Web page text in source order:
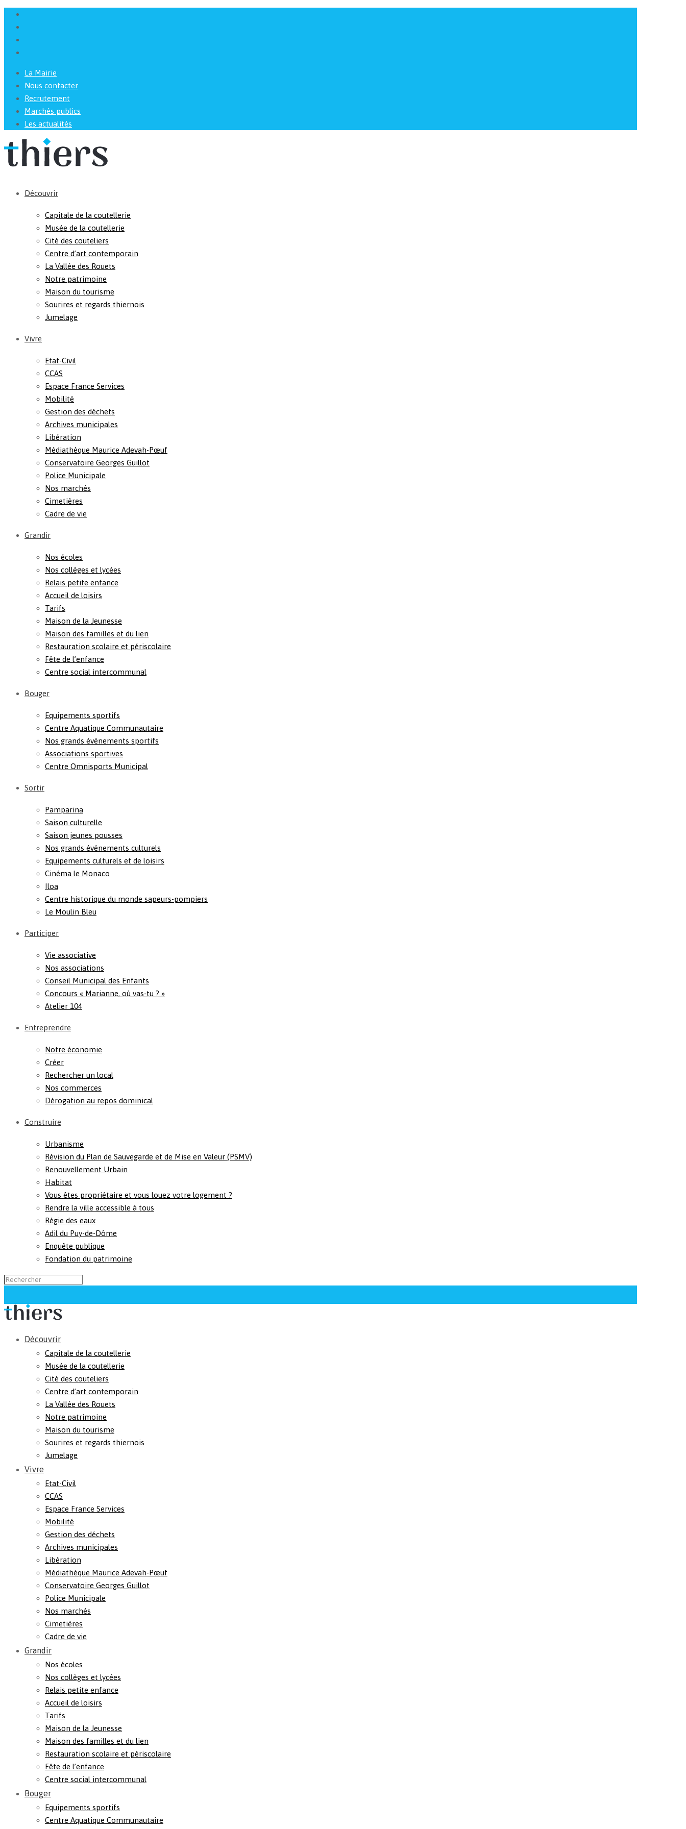
La Mairie
Nous contacter
Recrutement
Marchés publics
Les actualités
Découvrir
Capitale de la coutellerie
Musée de la coutellerie
Cité des couteliers
Centre d’art contemporain
La Vallée des Rouets
Notre patrimoine
Maison du tourisme
Sourires et regards thiernois
Jumelage
Vivre
Etat-Civil
CCAS
Espace France Services
Mobilité
Gestion des déchets
Archives municipales
Libération
Médiathèque Maurice Adevah-Pœuf
Conservatoire Georges Guillot
Police Municipale
Nos marchés
Cimetières
Cadre de vie
Grandir
Nos écoles
Nos collèges et lycées
Relais petite enfance
Accueil de loisirs
Tarifs
Maison de la Jeunesse
Maison des familles et du lien
Restauration scolaire et périscolaire
Fête de l’enfance
Centre social intercommunal
Bouger
Equipements sportifs
Centre Aquatique Communautaire
Nos grands évènements sportifs
Associations sportives
Centre Omnisports Municipal
Sortir
Pamparina
Saison culturelle
Saison jeunes pousses
Nos grands événements culturels
Equipements culturels et de loisirs
Cinéma le Monaco
Iloa
Centre historique du monde sapeurs-pompiers
Le Moulin Bleu
Participer
Vie associative
Nos associations
Conseil Municipal des Enfants
Concours « Marianne, où vas-tu ? »
Atelier 104
Entreprendre
Notre économie
Créer
Rechercher un local
Nos commerces
Dérogation au repos dominical
Construire
Urbanisme
Révision du Plan de Sauvegarde et de Mise en Valeur (PSMV)
Renouvellement Urbain
Habitat
Vous êtes propriétaire et vous louez votre logement ?
Rendre la ville accessible à tous
Régie des eaux
Adil du Puy-de-Dôme
Enquête publique
Fondation du patrimoine
Découvrir
Capitale de la coutellerie
Musée de la coutellerie
Cité des couteliers
Centre d’art contemporain
La Vallée des Rouets
Notre patrimoine
Maison du tourisme
Sourires et regards thiernois
Jumelage
Vivre
Etat-Civil
CCAS
Espace France Services
Mobilité
Gestion des déchets
Archives municipales
Libération
Médiathèque Maurice Adevah-Pœuf
Conservatoire Georges Guillot
Police Municipale
Nos marchés
Cimetières
Cadre de vie
Grandir
Nos écoles
Nos collèges et lycées
Relais petite enfance
Accueil de loisirs
Tarifs
Maison de la Jeunesse
Maison des familles et du lien
Restauration scolaire et périscolaire
Fête de l’enfance
Centre social intercommunal
Bouger
Equipements sportifs
Centre Aquatique Communautaire